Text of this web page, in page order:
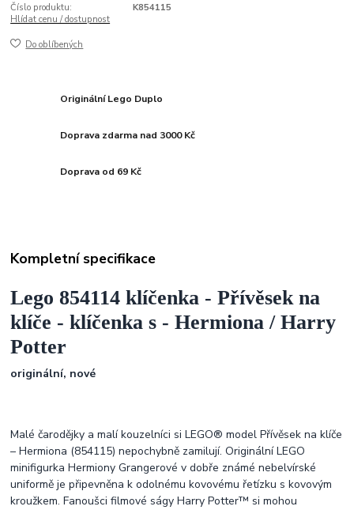
Číslo produktu:
K854115
Hlídat cenu / dostupnost
Do oblíbených
Originální Lego Duplo
Doprava zdarma nad 3000 Kč
Doprava od 69 Kč
Kompletní specifikace
Lego 854114 klíčenka - Přívěsek na
klíče - klíčenka s - Hermiona / Harry
Potter
originální, nové
Malé čarodějky a malí kouzelníci si LEGO® model Přívěsek na klíče
– Hermiona (854115) nepochybně zamilují. Originální LEGO
minifigurka Hermiony Grangerové v dobře známé nebelvírské
uniformě je připevněna k odolnému kovovému řetízku s kovovým
kroužkem. Fanoušci filmové ságy Harry Potter™ si mohou